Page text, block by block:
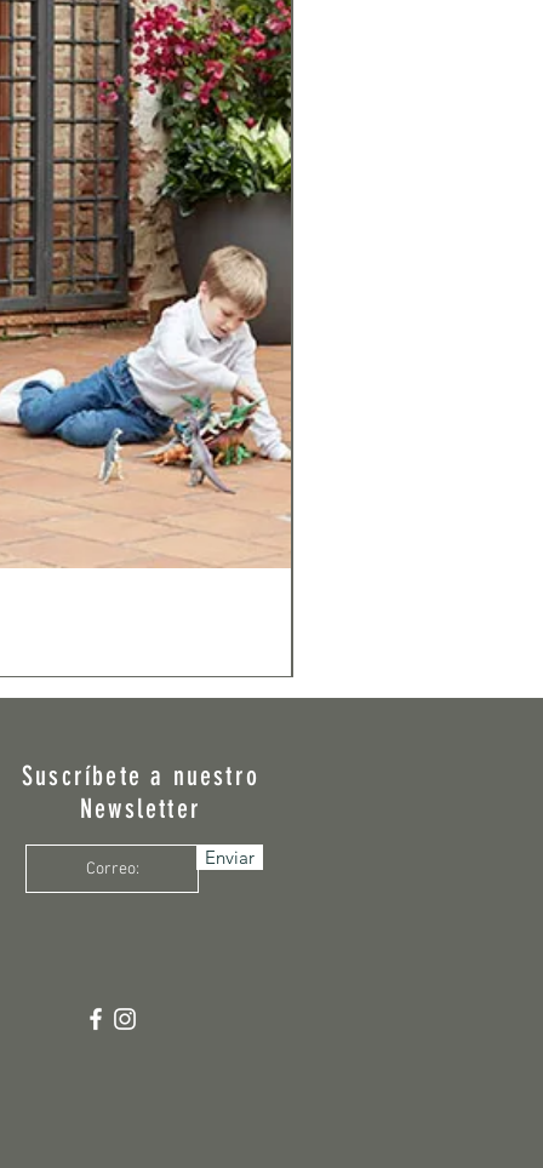
Enviar
Suscríbete a nuestro
Newsletter